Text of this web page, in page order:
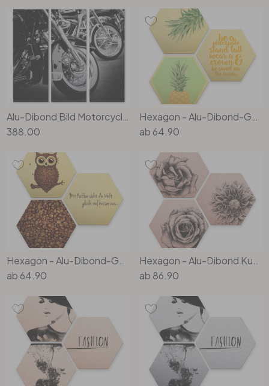
Alu-Dibond Bild Motorcycle Wheels (3- teilig)
388.00
Hexagon - Alu-Dibond-Goldeffekt - Ananas (3er Set)
ab 64.90
Hexagon - Alu-Dibond-Goldeffekt - Kaffeeeule (3er Set)
ab 64.90
Hexagon - Alu-Dibond Kupfereffekt Kools - Flowery 3er Set
ab 86.90